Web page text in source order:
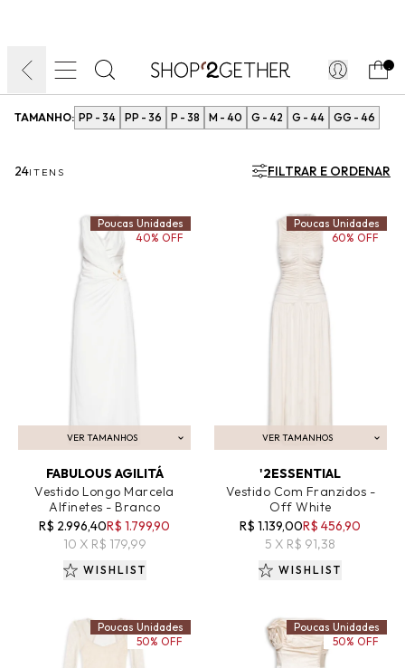
TAMANHO: PP - 34 PP - 36 P - 38 M - 40 G - 42 G - 44 GG - 46
24ITENS FILTRAR E ORDENAR
VER TAMANHOS
ADICIONAR AO CARRINHO
FABULOUS AGILITÁ
Vestido Longo Marcela
Alfinetes - Branco
R$ 2.996,40R$ 1.799,90
10 X R$ 179,99
Poucas Unidades
40% OFF
WISHLIST
VER TAMANHOS
ADICIONAR AO CARRINHO
'2ESSENTIAL
Vestido Com Franzidos -
Off White
R$ 1.139,00R$ 456,90
5 X R$ 91,38
Poucas Unidades
60% OFF
WISHLIST
Poucas Unidades
50% OFF
Poucas Unidades
50% OFF